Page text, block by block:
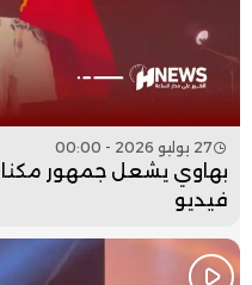
27 يوليو 2026 - 00:00
بهاوي يشعل جمهور
فيديو